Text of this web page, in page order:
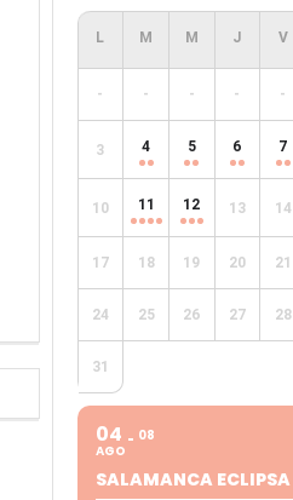
- - - - -
3 4 5 6 7
10 11 12 13 14
17 18 19 20 21
24 25 26 27 28
31
04
AGO
08
SALAMANCA ECLIPSA